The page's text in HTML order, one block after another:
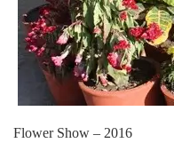
Flower Show – 2016